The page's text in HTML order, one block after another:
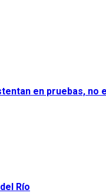
en pruebas, no
Río